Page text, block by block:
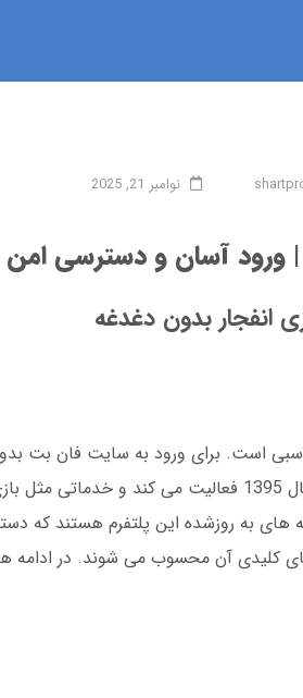
نوامبر 21, 2025
ورود آسان و دسترسی امن
انفجار بدون دغدغه
است. برای ورود به سایت فان بت بدون
مستقیم یا اپلیکیشن فان بت استفاده کنید. این سایت با سابقه از سال
24 ساعته ارائه می دهد. فان بت 90 و فان بت 24 نسخه های به روزشده
کلیدی آن محسوب می شوند. در ادامه